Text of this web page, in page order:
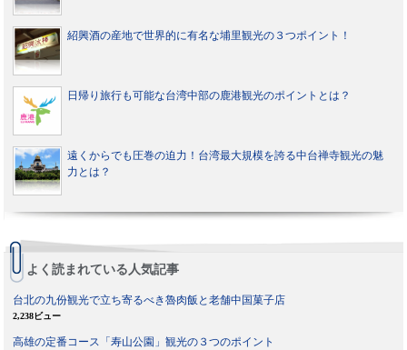
紹興酒の産地で世界的に有名な埔里観光の３つポイント！
日帰り旅行も可能な台湾中部の鹿港観光のポイントとは？
遠くからでも圧巻の迫力！台湾最大規模を誇る中台禅寺観光の魅
力とは？
よく読まれている人気記事
台北の九份観光で立ち寄るべき魯肉飯と老舗中国菓子店
2,238ビュー
高雄の定番コース「寿山公園」観光の３つのポイント